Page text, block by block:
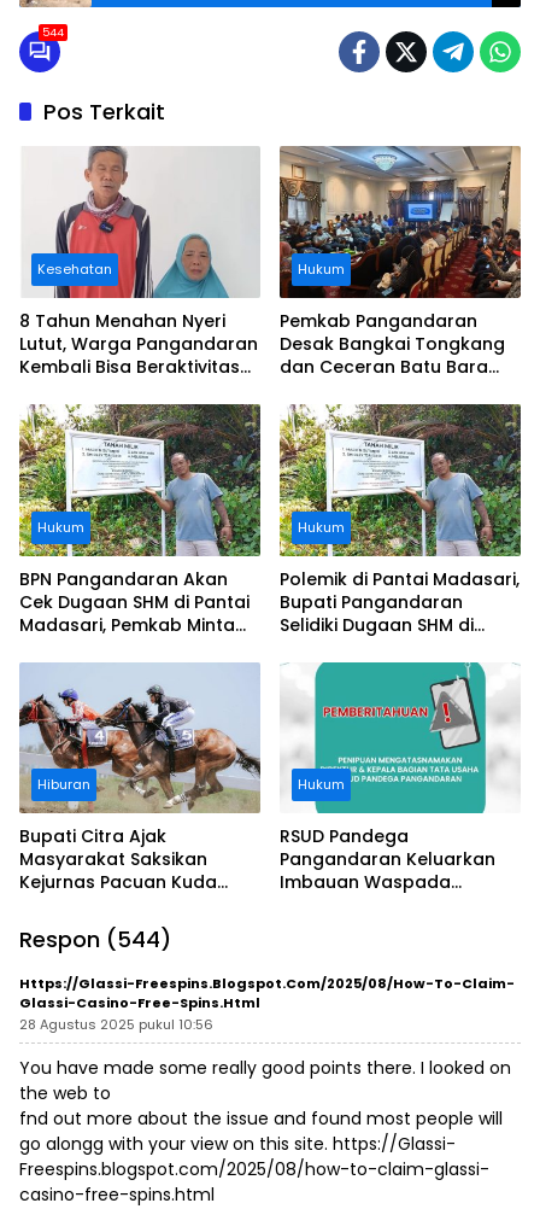
544
Pos Terkait
Kesehatan
8 Tahun Menahan Nyeri
Lutut, Warga Pangandaran
Kembali Bisa Beraktivitas
Ditanggung BPJS
Hukum
Pemkab Pangandaran
Desak Bangkai Tongkang
dan Ceceran Batu Bara
Buruknya Koordinasi
Perusahaan
Hukum
BPN Pangandaran Akan
Cek Dugaan SHM di Pantai
Madasari, Pemkab Minta
Hukum
Polemik di Pantai Madasari,
Bupati Pangandaran
Selidiki Dugaan SHM di
Pantai
Hiburan
Bupati Citra Ajak
Masyarakat Saksikan
Kejurnas Pacuan Kuda
Legokjawa
Hukum
RSUD Pandega
Pangandaran Keluarkan
Imbauan Waspada
Respon (544)
Https://Glassi-Freespins.blogspot.com/2025/08/how-To-Claim-
Glassi-Casino-Free-Spins.html
28 Agustus 2025 pukul 10:56
You have made some really good points there. I looked on
the web to
fnd out more about the issue and found most people will
go alongg with your view on this site. https://Glassi-
Freespins.blogspot.com/2025/08/how-to-claim-glassi-
casino-free-spins.html